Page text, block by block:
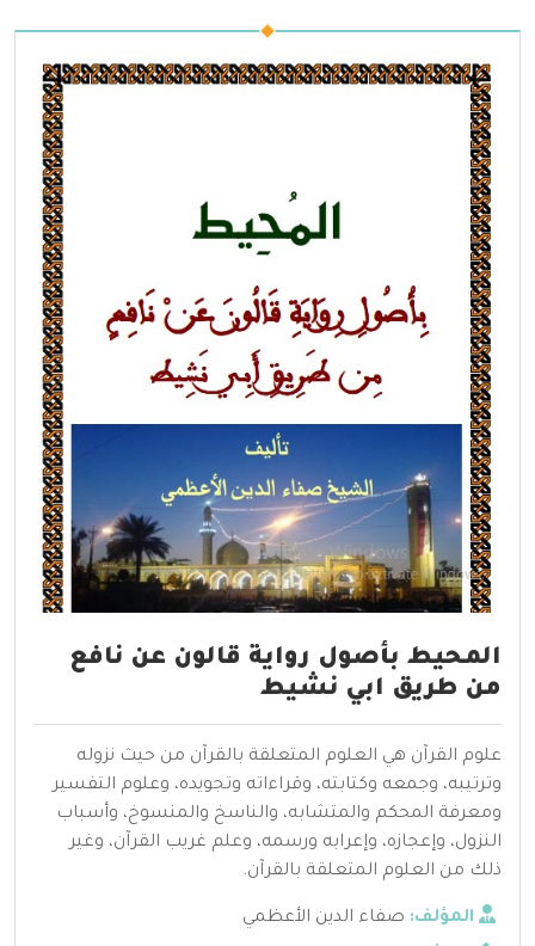
المحيط بأصول رواية قالون عن نافع
من طريق ابي نشيط
علوم القرآن هي العلوم المتعلقة بالقرآن من حيث نزوله
وترتيبه، وجمعه وكتابته، وقراءاته وتجويده، وعلوم التفسير
ومعرفة المحكم والمتشابه، والناسخ والمنسوخ، وأسباب
النزول، وإعجازه، وإعرابه ورسمه، وعلم غريب القرآن، وغير
ذلك من العلوم المتعلقة بالقرآن.
المؤلف: صفاء الدين الأعظمي